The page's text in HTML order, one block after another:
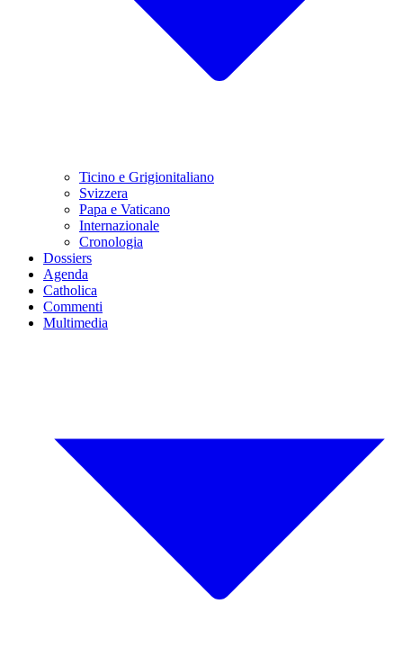
Ticino e Grigionitaliano
Svizzera
Papa e Vaticano
Internazionale
Cronologia
Dossiers
Agenda
Catholica
Commenti
Multimedia